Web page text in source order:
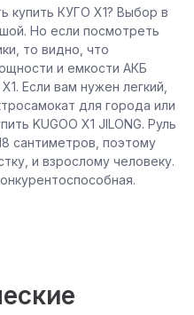
купить КУГО Х1? Выбор в
Но если посмотреть
то видно, что
и емкости АКБ
Если вам нужен легкий,
для города или
KUGOO X1 JILONG. Руль
сантиметров, поэтому
и взрослому человеку.